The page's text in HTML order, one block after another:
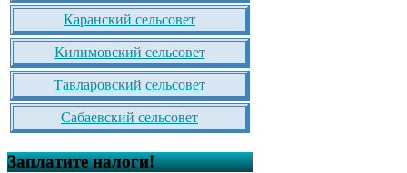
Каранский сельсовет
Килимовский сельсовет
Тавларовский сельсовет
Сабаевский сельсовет
Заплатите налоги!